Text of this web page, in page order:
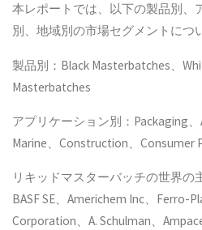
本レポートでは、以下の製品別、
別、地域別の市場セグメントにつ
製品別：Black Masterbatches、
Masterbatches
アプリケーション別：Packaging
Marine、Construction、Consumer
リキッドマスターバッチの世界の
BASF SE、Americhem Inc、Ferro-
Corporation、A. Schulman、